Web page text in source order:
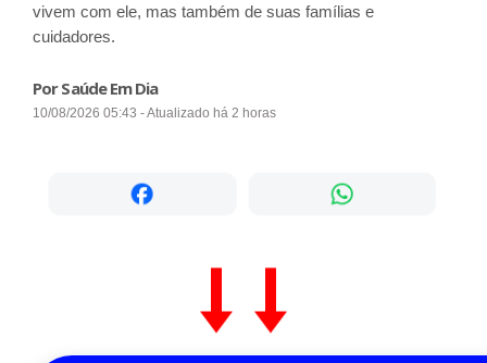
vivem com ele, mas também de suas famílias e
cuidadores.
Por Saúde Em Dia
10/08/2026 05:43 - Atualizado há 2 horas